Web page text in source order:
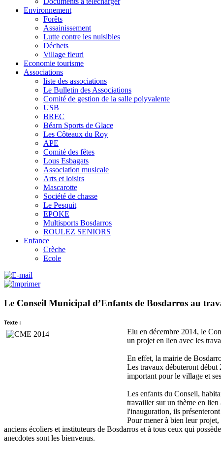
Environnement
Forêts
Assainissement
Lutte contre les nuisibles
Déchets
Village fleuri
Economie tourisme
Associations
liste des associations
Le Bulletin des Associations
Comité de gestion de la salle polyvalente
USB
BREC
Béarn Sports de Glace
Les Côteaux du Roy
APE
Comité des fêtes
Lous Esbagats
Association musicale
Arts et loisirs
Mascarotte
Société de chasse
Le Pesquit
EPOKE
Multisports Bosdarros
ROULEZ SENIORS
Enfance
Crèche
Ecole
Le Conseil Municipal d’Enfants de Bosdarros au
Texte :
Elu en décembre 2014, le
un projet en lien avec les
En effet, la mairie de
Les travaux débuteront début
important pour le village et
Les enfants du Conseil,
travailler sur un thème en
l'inauguration, ils
Pour mener à bien leur
anciens écoliers et instituteurs de Bosdarros et à tous ceux qui
anecdotes sont les bienvenus.